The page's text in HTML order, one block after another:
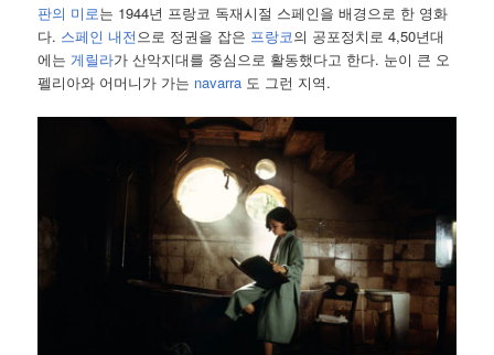
판의 미로는 1944년 프랑코 독재시절 스페인을 배경으로 한 영화
다. 스페인 내전 으로 정권을 잡은 프랑코의 공포정치로 4,50년대
에는 게릴라가 산악지대를 중심으로 활동했다고 한다. 눈이 큰 오
펠리아와 어머니가 가는 navarra 도 그런 지역.